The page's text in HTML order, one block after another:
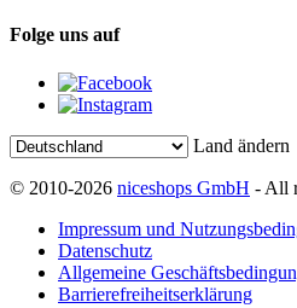
Folge uns auf
Land ändern
© 2010-2026 niceshops GmbH - All
Impressum und
Datenschutz
Allgemeine
Barrierefreiheitserklärung